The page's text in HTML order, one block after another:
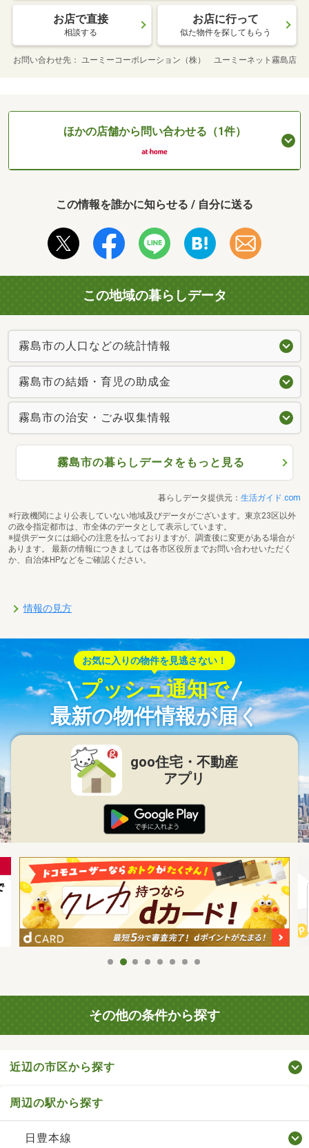
お店で直接
相談する
お店に行って
似た物件を探してもらう
お問い合わせ先 ユーミーコーポレーション（株） ユーミーネット霧島店
ほかの店舗から問い合わせる（1件）
この情報を誰かに知らせる / 自分に送る
この地域の暮らしデータ
霧島市の人口などの統計情報
霧島市の結婚・育児の助成金
霧島市の治安・ごみ収集情報
霧島市の暮らしデータをもっと見る
暮らしデータ提供元： 生活ガイド.com
※行政機関により公表していない地域及びデータがございます。東京23区以外
の政令指定都市は、市全体のデータとして表示しています。
※提供データには細心の注意を払っておりますが、調査後に変更がある場合が
あります。 最新の情報につきましては各市区役所までお問い合わせいただく
か、自治体HPなどをご確認ください。
情報の見方
お気に入りの物件を見逃さない！
プッシュ通知で
最新の物件情報が届く
goo住宅・不動産
アプリ
その他の条件から探す
近辺の市区から探す
周辺の駅から探す
日豊本線